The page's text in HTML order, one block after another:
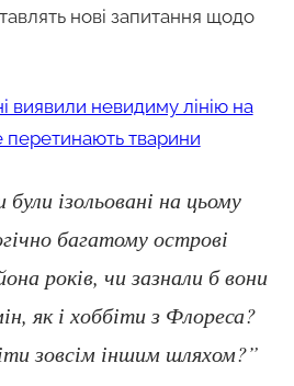
нові запитання щодо
виявили невидиму лінію на
перетинають тварини
ізольовані на цьому
багатому острові
років, чи зазнали б вони
як і хоббіти з Флореса?
зовсім іншим шляхом?”